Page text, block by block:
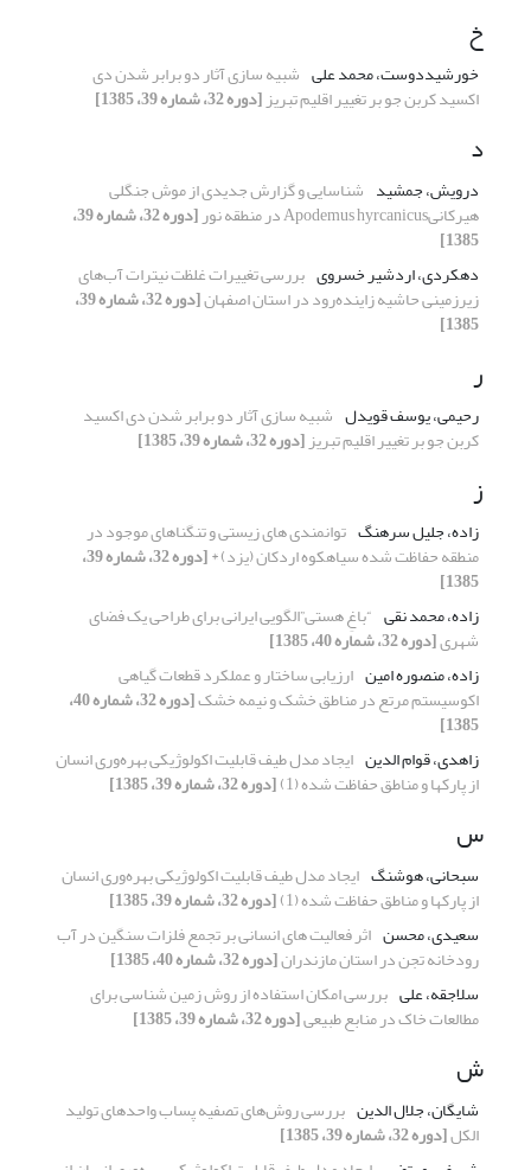
خ
خورشیددوست، محمد علی شبیه سازی آثار دو برابر شدن دی
اکسید کربن جو بر تغییر اقلیم تبریز[دوره 32، شماره 39، 1385]
د
درویش، جمشید شناسایی و گزارش جدیدی از موش جنگلی
هیرکانیApodemus hyrcanicus در منطقه نور [دوره 32، شماره 39،
1385]
دهکردی، اردشیر خسروی بررسی تغییرات غلظت نیترات آب‌های
زیرزمینی حاشیه زاینده‌رود در استان اصفهان [دوره 32، شماره 39،
1385]
ر
رحیمی، یوسف قویدل شبیه سازی آثار دو برابر شدن دی اکسید
کربن جو بر تغییر اقلیم تبریز[دوره 32، شماره 39، 1385]
ز
زاده، جلیل سرهنگ توانمندی های زیستی و تنگناهای موجود در
منطقه حفاظت شده سیاهکوه اردکان (یزد) * [دوره 32، شماره 39،
1385]
زاده، محمد نقی “باغِ هستی”الگویی ایرانی برای طراحی یک فضای
شهری[دوره 32، شماره 40، 1385]
زاده، منصوره امین ارزیابی ساختار و عملکرد قطعات گیاهی
اکوسیستم مرتع در مناطق خشک و نیمه خشک [دوره 32، شماره 40،
1385]
زاهدی، قوام الدین ایجاد مدل طیف قابلیت اکولوژیکی بهره‌وری انسان
از پارکها و مناطق حفاظت شده (1) [دوره 32، شماره 39، 1385]
س
سبحانی، هوشنگ ایجاد مدل طیف قابلیت اکولوژیکی بهره‌وری انسان
از پارکها و مناطق حفاظت شده (1) [دوره 32، شماره 39، 1385]
سعیدی، محسن اثر فعالیت های انسانی بر تجمع فلزات سنگین در آب
رودخانه تجن در استان مازندران[دوره 32، شماره 40، 1385]
سلاجقه، علی بررسی امکان استفاده از روش زمین شناسی برای
مطالعات خاک در منابع طبیعی[دوره 32، شماره 39، 1385]
ش
شایگان، جلال الدین بررسی روش‌های تصفیه پساب واحدهای تولید
الکل[دوره 32، شماره 39، 1385]